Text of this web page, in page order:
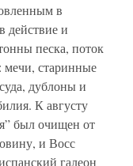
в
действие и
песка, поток
мечи, старинные
дублоны и
К августу
был очищен от
и Восс
галеон